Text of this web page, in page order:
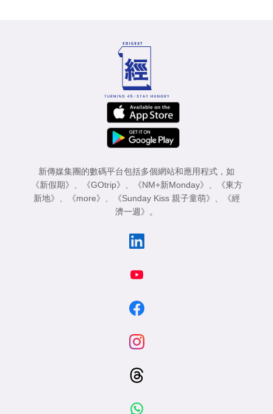
新傳媒集團的數碼平台包括多個網站和應用程式，如
《新假期》
《GOtrip》 《NM+新Monday》
《東方
新地》
《more》 《Sunday Kiss 親子童萌》
《經
濟一週》
。